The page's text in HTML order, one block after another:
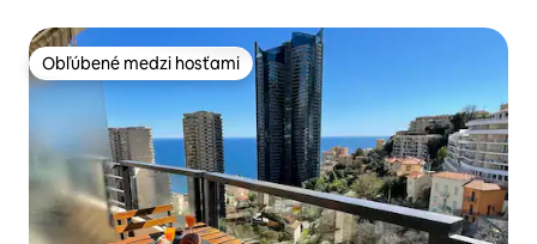
Obľúbené medzi hosťami
Obľúbené medzi hosťami